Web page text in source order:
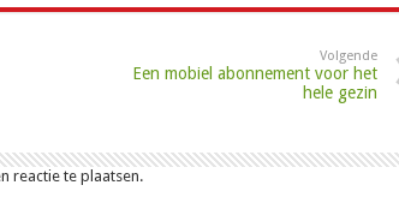
Volgende
Een mobiel abonnement voor het
hele gezin
reactie te plaatsen.